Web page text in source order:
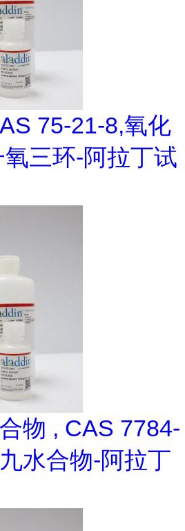
75-21-8,氧化
三环-阿拉丁试
物 , CAS 7784-
水合物-阿拉丁